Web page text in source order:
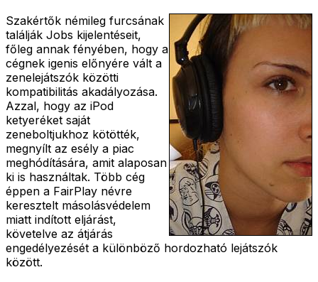
Szakértők némileg furcsának
találják Jobs kijelentéseit,
főleg annak fényében, hogy a
cégnek igenis előnyére vált a
zenelejátszók közötti
kompatibilitás akadályozása.
Azzal, hogy az iPod
ketyeréket saját
zeneboltjukhoz kötötték,
megnyílt az esély a piac
meghódítására, amit alaposan
ki is használtak. Több cég
éppen a FairPlay névre
keresztelt másolásvédelem
miatt indított eljárást,
követelve az átjárás
engedélyezését a különböző hordozható lejátszók
között.